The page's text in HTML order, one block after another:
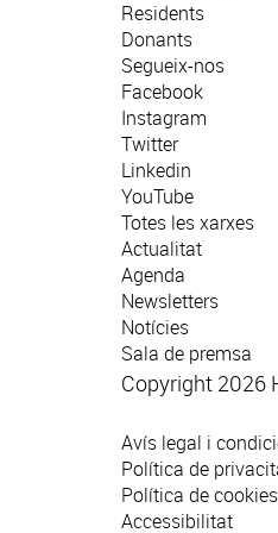
Residents
Donants
Segueix-nos
Facebook
Instagram
Twitter
Linkedin
YouTube
Totes les xarxes
Actualitat
Agenda
Newsletters
Notícies
Sala de premsa
Copyright 2026
Avís legal i
Política de
Política de cookies
Accessibilitat